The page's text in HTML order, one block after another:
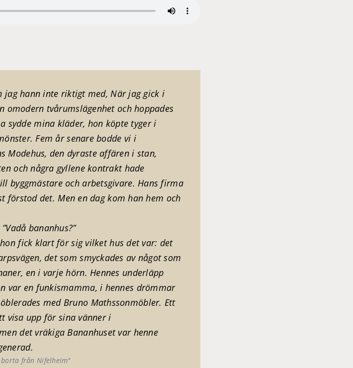
jag hann inte riktigt med, När jag gick i
tvårumslägenhet och hoppades
sydde mina kläder, hon köpte tyger i
Fem år senare bodde vi i
Modehus, den dyraste affären i stan,
och några gyllene kontrakt hade
byggmästare och arbetsgivare. Hans firma
förstod det. Men en dag kom han hem och
bananhus?”
fick klart för sig vilket hus det var: det
det som smyckades av något som
en i varje hörn. Hennes underläpp
var en funkismamma, i hennes drömmar
med Bruno Mathssonmöbler. Ett
visa upp för sina vänner i
det vräkiga Bananhuset var henne
borta från Nifelheim"